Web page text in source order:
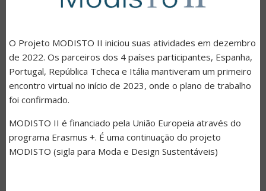
O Projeto MODISTO II iniciou suas atividades em dezembro
de 2022. Os parceiros dos 4 países participantes, Espanha,
Portugal, República Tcheca e Itália mantiveram um primeiro
encontro virtual no início de 2023, onde o plano de trabalho
foi confirmado.
MODISTO II é financiado pela União Europeia através do
programa Erasmus +. É uma continuação do projeto
MODISTO (sigla para Moda e Design Sustentáveis)